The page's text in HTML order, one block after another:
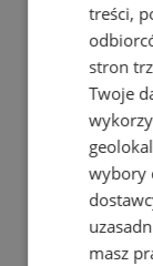
treści,
stron
Twoje
wybory
masz